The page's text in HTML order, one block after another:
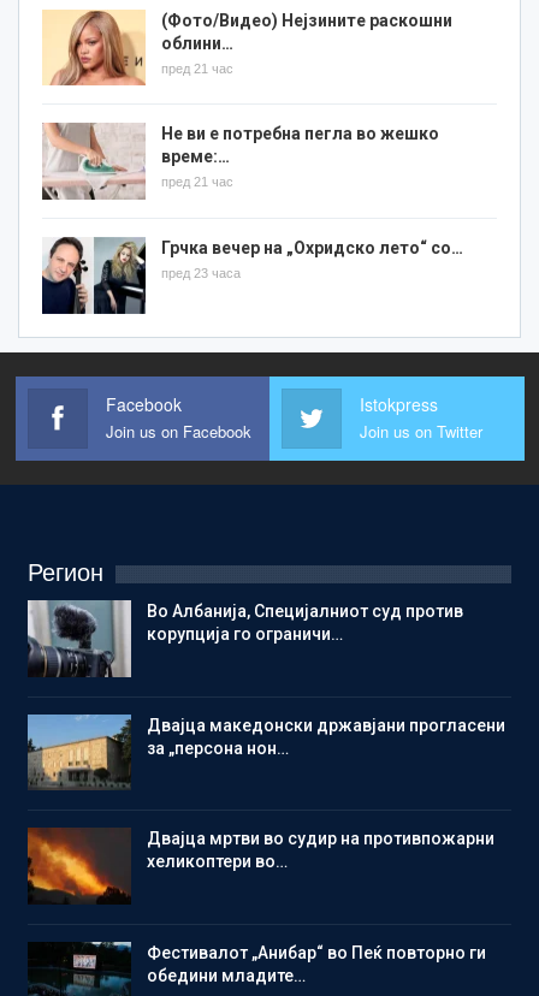
(Фото/Видео) Нејзините раскошни
облини…
пред 21 час
Не ви е потребна пегла во жешко
време:…
пред 21 час
Грчка вечер на „Охридско лето“ со…
пред 23 часа
Facebook
Join us on Facebook
Istokpress
Join us on Twitter
Регион
Во Албанија, Специјалниот суд против
корупција го ограничи…
Двајца македонски државјани прогласени
за „персона нон…
Двајца мртви во судир на противпожарни
хеликоптери во…
Фестивалот „Анибар“ во Пеќ повторно ги
обедини младите…